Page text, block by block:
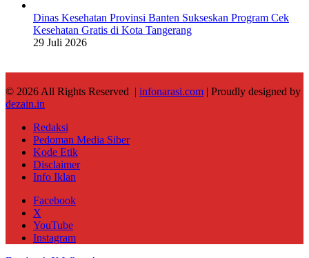
Dinas Kesehatan Provinsi Banten Sukseskan Program Cek
Kesehatan Gratis di Kota Tangerang
29 Juli 2026
© 2026 All Rights Reserved | infonarasi.com | Proudly designed by
dezain.in
Redaksi
Pedoman Media Siber
Kode Etik
Disclaimer
Info Iklan
Facebook
X
YouTube
Instagram